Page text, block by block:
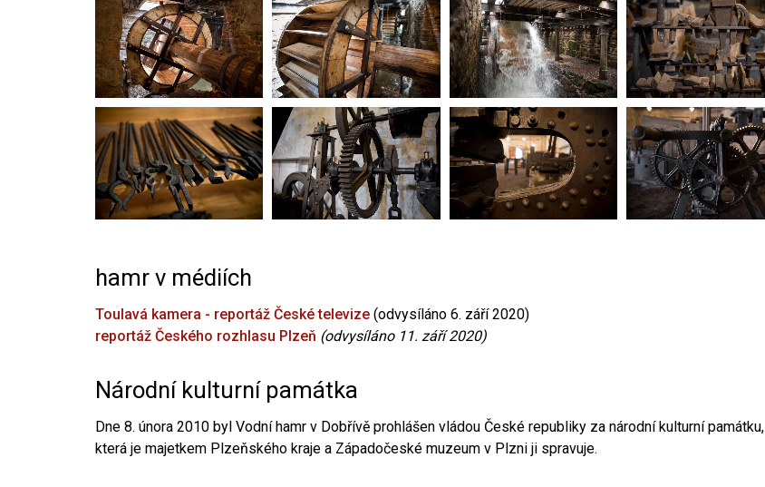
hamr v médiích
Toulavá kamera - reportáž České televize (odvysíláno 6. září 2020)
reportáž Českého rozhlasu Plzeň (odvysíláno 11. září 2020)
Národní kulturní památka
Dne 8. února 2010 byl Vodní hamr v Dobřívě prohlášen vládou České republiky za národní kulturní památku,
která je majetkem Plzeňského kraje a Západočeské muzeum v Plzni ji spravuje.